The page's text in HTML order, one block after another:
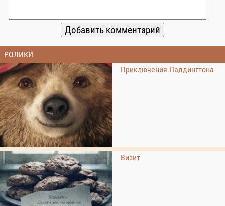
РОЛИКИ
Приключения Паддингтона
Визит